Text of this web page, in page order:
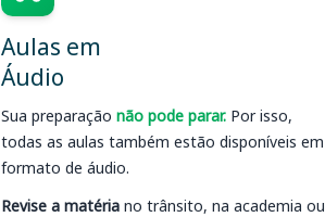
Aulas em
Áudio
Sua preparação não pode parar. Por isso,
todas as aulas também estão disponíveis em
formato de áudio.
Revise a matéria no trânsito, na academia ou